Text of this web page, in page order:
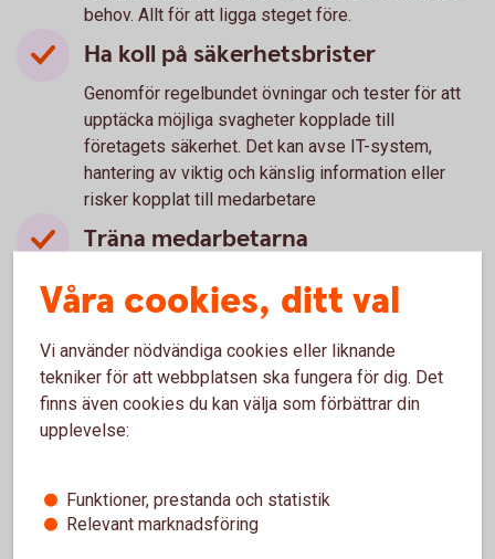
behov. Allt för att ligga steget före.
Ha koll på säkerhetsbrister
Genomför regelbundet övningar och tester för att
upptäcka möjliga svagheter kopplade till
företagets säkerhet. Det kan avse IT-system,
hantering av viktig och känslig information eller
risker kopplat till medarbetare
Träna medarbetarna
kontrollprocesser. Både för att alla ska veta hur de
extra uppmärksamma på. Särskilt om de innehar
känsliga positioner med större befogenhet. Till
exempel Ekonomi- eller IT-personal.
Om företaget trots allt blir utsatt, kontakta
Våra cookies, ditt val
Vi använder nödvändiga cookies eller liknande
tekniker för att webbplatsen ska fungera för dig. Det
finns även cookies du kan välja som förbättrar din
upplevelse:
Funktioner, prestanda och statistik
Relevant marknadsföring